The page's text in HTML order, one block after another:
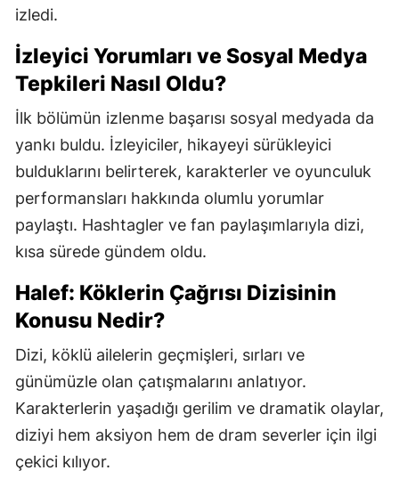
izledi.
İzleyici Yorumları ve Sosyal Medya
Tepkileri Nasıl Oldu?
İlk bölümün izlenme başarısı sosyal medyada da
yankı buldu. İzleyiciler, hikayeyi sürükleyici
bulduklarını belirterek, karakterler ve oyunculuk
performansları hakkında olumlu yorumlar
paylaştı. Hashtagler ve fan paylaşımlarıyla dizi,
kısa sürede gündem oldu.
Halef: Köklerin Çağrısı Dizisinin
Konusu Nedir?
Dizi, köklü ailelerin geçmişleri, sırları ve
günümüzle olan çatışmalarını anlatıyor.
Karakterlerin yaşadığı gerilim ve dramatik olaylar,
diziyi hem aksiyon hem de dram severler için ilgi
çekici kılıyor.